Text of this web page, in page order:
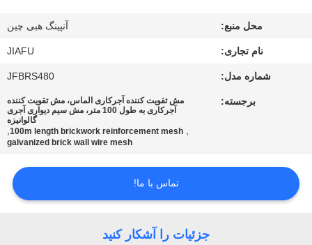
کیفیت
درخواست
محل منبع: آنپینگ هبی چین
نام تجاری: JIAFU
شماره مدل: JFBRS480
برجسته:
مش تقویت کننده آجرکاری الماس، مش تقویت کننده
آجرکاری به طول 100 متر، مش سیم دیواری آجری
گالوانیزه
,
100m length brickwork reinforcement mesh
,
galvanized brick wall wire mesh
تماس با ما!
جزئیات را آشکار کنید